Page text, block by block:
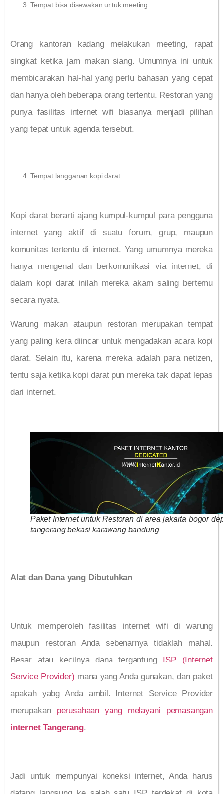
Tempat bisa disewakan untuk meeting.
Orang kantoran kadang melakukan meeting, rapat
singkat ketika jam makan siang. Umumnya ini untuk
membicarakan hal-hal yang perlu bahasan yang cepat
dan hanya oleh beberapa orang tertentu. Restoran yang
punya fasilitas internet wifi biasanya menjadi pilihan
yang tepat untuk agenda tersebut.
Tempat langganan kopi darat
Kopi darat berarti ajang kumpul-kumpul para pengguna
internet yang aktif di suatu forum, grup, maupun
komunitas tertentu di internet. Yang umumnya mereka
hanya mengenal dan berkomunikasi via internet, di
dalam kopi darat inilah mereka akam saling bertemu
secara nyata.
Warung makan ataupun restoran merupakan tempat
yang paling kera diincar untuk mengadakan acara kopi
darat. Selain itu, karena mereka adalah para netizen,
tentu saja ketika kopi darat pun mereka tak dapat lepas
dari internet.
Paket Internet untuk Restoran di area jakarta bogor
tangerang bekasi karawang bandung
Alat dan Dana yang Dibutuhkan
Untuk memperoleh fasilitas internet wifi di warung
maupun restoran Anda sebenarnya tidaklah mahal.
Besar atau kecilnya dana tergantung ISP (Internet
Service Provider) mana yang Anda gunakan, dan paket
apakah yabg Anda ambil. Internet Service Provider
merupakan perusahaan yang melayani pemasangan
internet Tangerang.
Jadi untuk mempunyai koneksi internet, Anda harus